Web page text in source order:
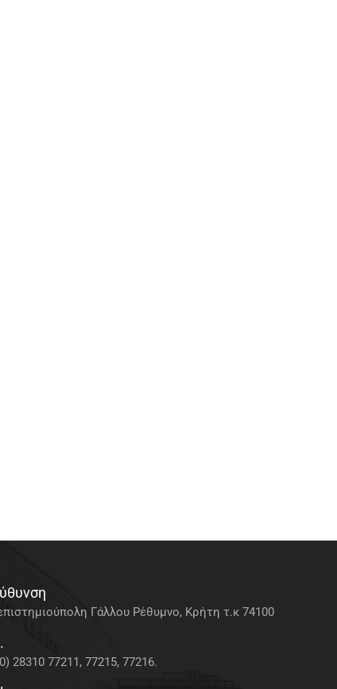
Γάλλου Ρέθυμνο, Κρήτη τ.κ 74100
28310 77211, 77215, 77216.